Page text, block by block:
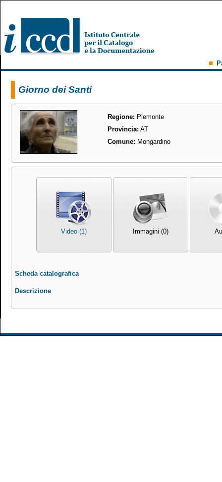
Giorno dei Santi
Regione: Piemonte
Provincia: AT
Comune: Mongardino
Video (1) Immagini (0)
Scheda catalografica
Descrizione